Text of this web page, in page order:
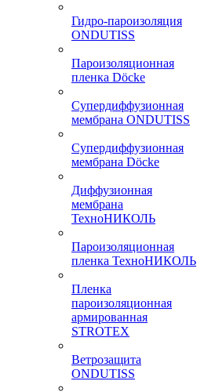
Гидро-пароизоляция
ONDUTISS
Пароизоляционная
пленка Döcke
Супердиффузионная
мембрана ONDUTISS
Супердиффузионная
мембрана Döcke
Диффузионная
мембрана
ТехноНИКОЛЬ
Пароизоляционная
пленка ТехноНИКОЛЬ
Пленка
пароизоляционная
армированная
STROTEX
Ветрозащита
ONDUTISS